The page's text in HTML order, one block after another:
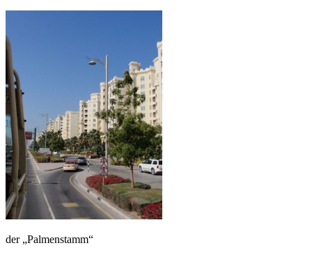
der „Palmenstamm“